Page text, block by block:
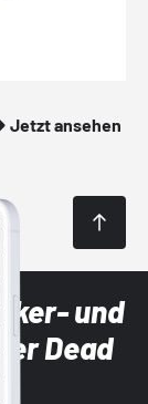
Jetzt ansehen
und
Dead